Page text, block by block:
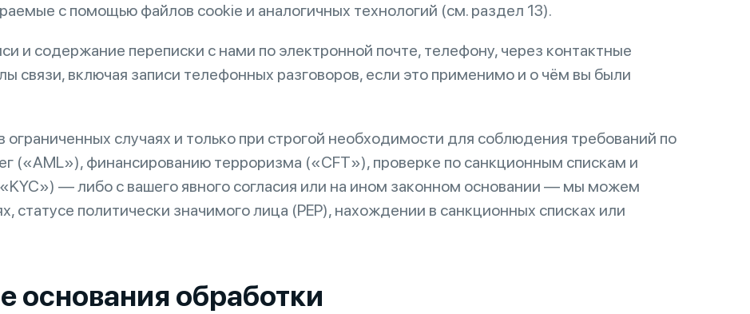
с помощью файлов cookie и аналогичных технологий (см. раздел 13).
и содержание переписки с нами по электронной почте, телефону, через контактные
включая записи телефонных разговоров, если это применимо и о чём вы были
ограниченных случаях и только при строгой необходимости для соблюдения требований по
(«AML»), финансированию терроризма («CFT»), проверке по санкционным спискам и
— либо с вашего явного согласия или на ином законном основании — мы можем
статусе политически значимого лица (PEP), нахождении в санкционных списках или
основания обработки